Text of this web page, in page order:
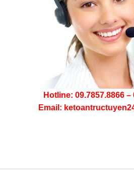
Hotline: 09.7857.8866 –
Email: